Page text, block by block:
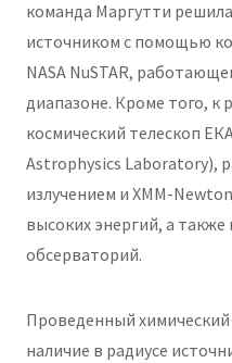
команда Маргутти
источником с помощью
NASA NuSTAR,
диапазоне. Кроме того, к
космический телескоп
Astrophysics Laboratory),
излучением и XMM-
высоких энергий, а
обсерваторий.
Проведенный химический
наличие в радиусе